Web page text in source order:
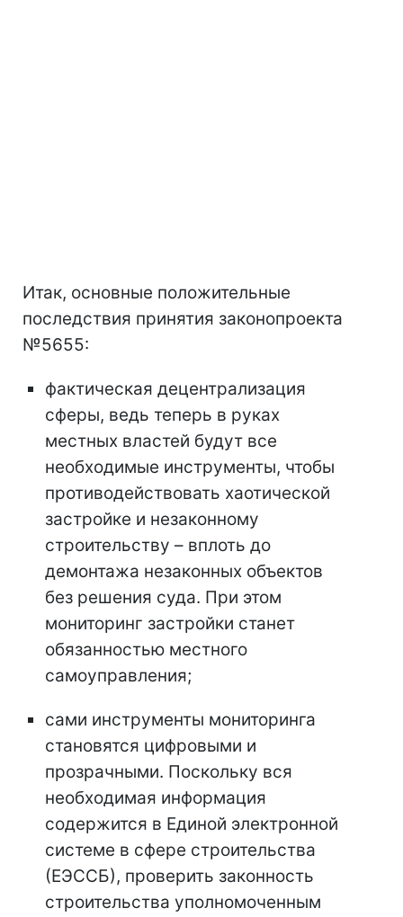
Итак, основные положительные
последствия принятия законопроекта
№5655:
фактическая децентрализация
сферы, ведь теперь в руках
местных властей будут все
необходимые инструменты, чтобы
противодействовать хаотической
застройке и незаконному
строительству – вплоть до
демонтажа незаконных объектов
без решения суда. При этом
мониторинг застройки станет
обязанностью местного
самоуправления;
сами инструменты мониторинга
становятся цифровыми и
прозрачными. Поскольку вся
необходимая информация
содержится в Единой электронной
системе в сфере строительства
(ЕЭССБ), проверить законность
строительства уполномоченным